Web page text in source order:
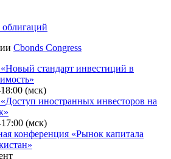
Cbonds Congress
стандарт инвестиций в
(мск)
иностранных инвесторов на